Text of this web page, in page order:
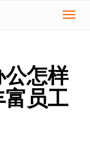
切
公怎样
富员工